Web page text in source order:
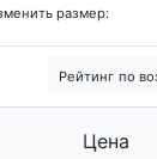
размер:
Рейтинг по
Цена